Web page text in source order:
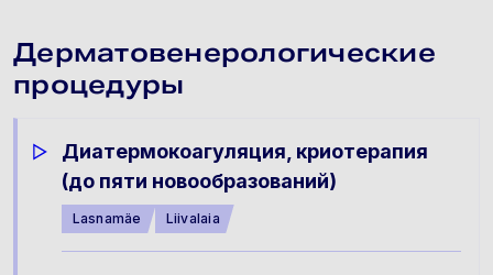
Дерматовенерологические
процедуры
Диатермокоагуляция, криотерапия
(до пяти новообразований)
Lasnamäe Liivalaia